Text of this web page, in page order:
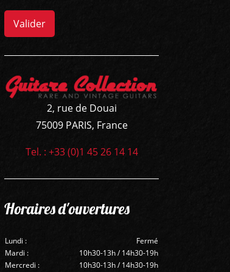
Valider
2, rue de Douai
75009 PARIS, France
Tel. : +33 (0)1 45 26 14 14
Horaires d'ouvertures
Lundi :
Fermé
Mardi :
10h30-13h / 14h30-19h
Mercredi :
10h30-13h / 14h30-19h